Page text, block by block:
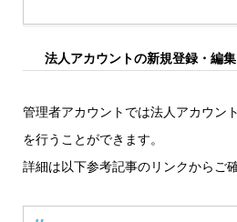
法人アカウントの新規登録・編
管理者アカウントでは法人アカウン
を行うことができます。
詳細は以下参考記事のリンクからご